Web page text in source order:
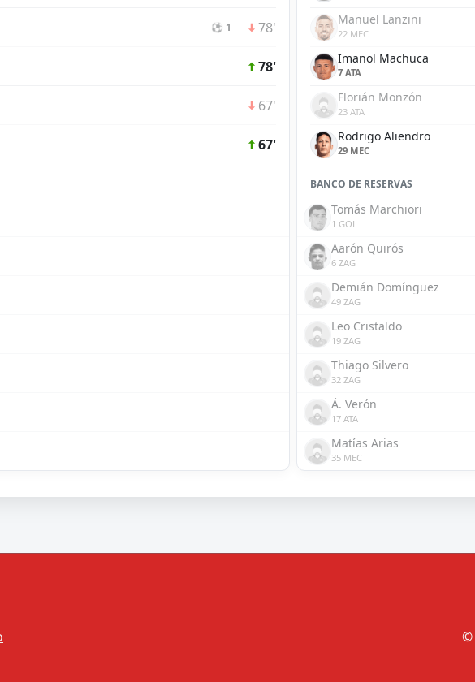
⚽ 1 78'
78'
67'
67'
Manuel Lanzini
22 MEC
Imanol Machuca
7 ATA
Florián Monzón
23 ATA
Rodrigo Aliendro
29 MEC
BANCO DE RESERVAS
Tomás Marchiori
1 GOL
Aarón Quirós
6 ZAG
Demián Domínguez
49 ZAG
Leo Cristaldo
19 ZAG
Thiago Silvero
32 ZAG
Á. Verón
17 ATA
Matías Arias
35 MEC
©